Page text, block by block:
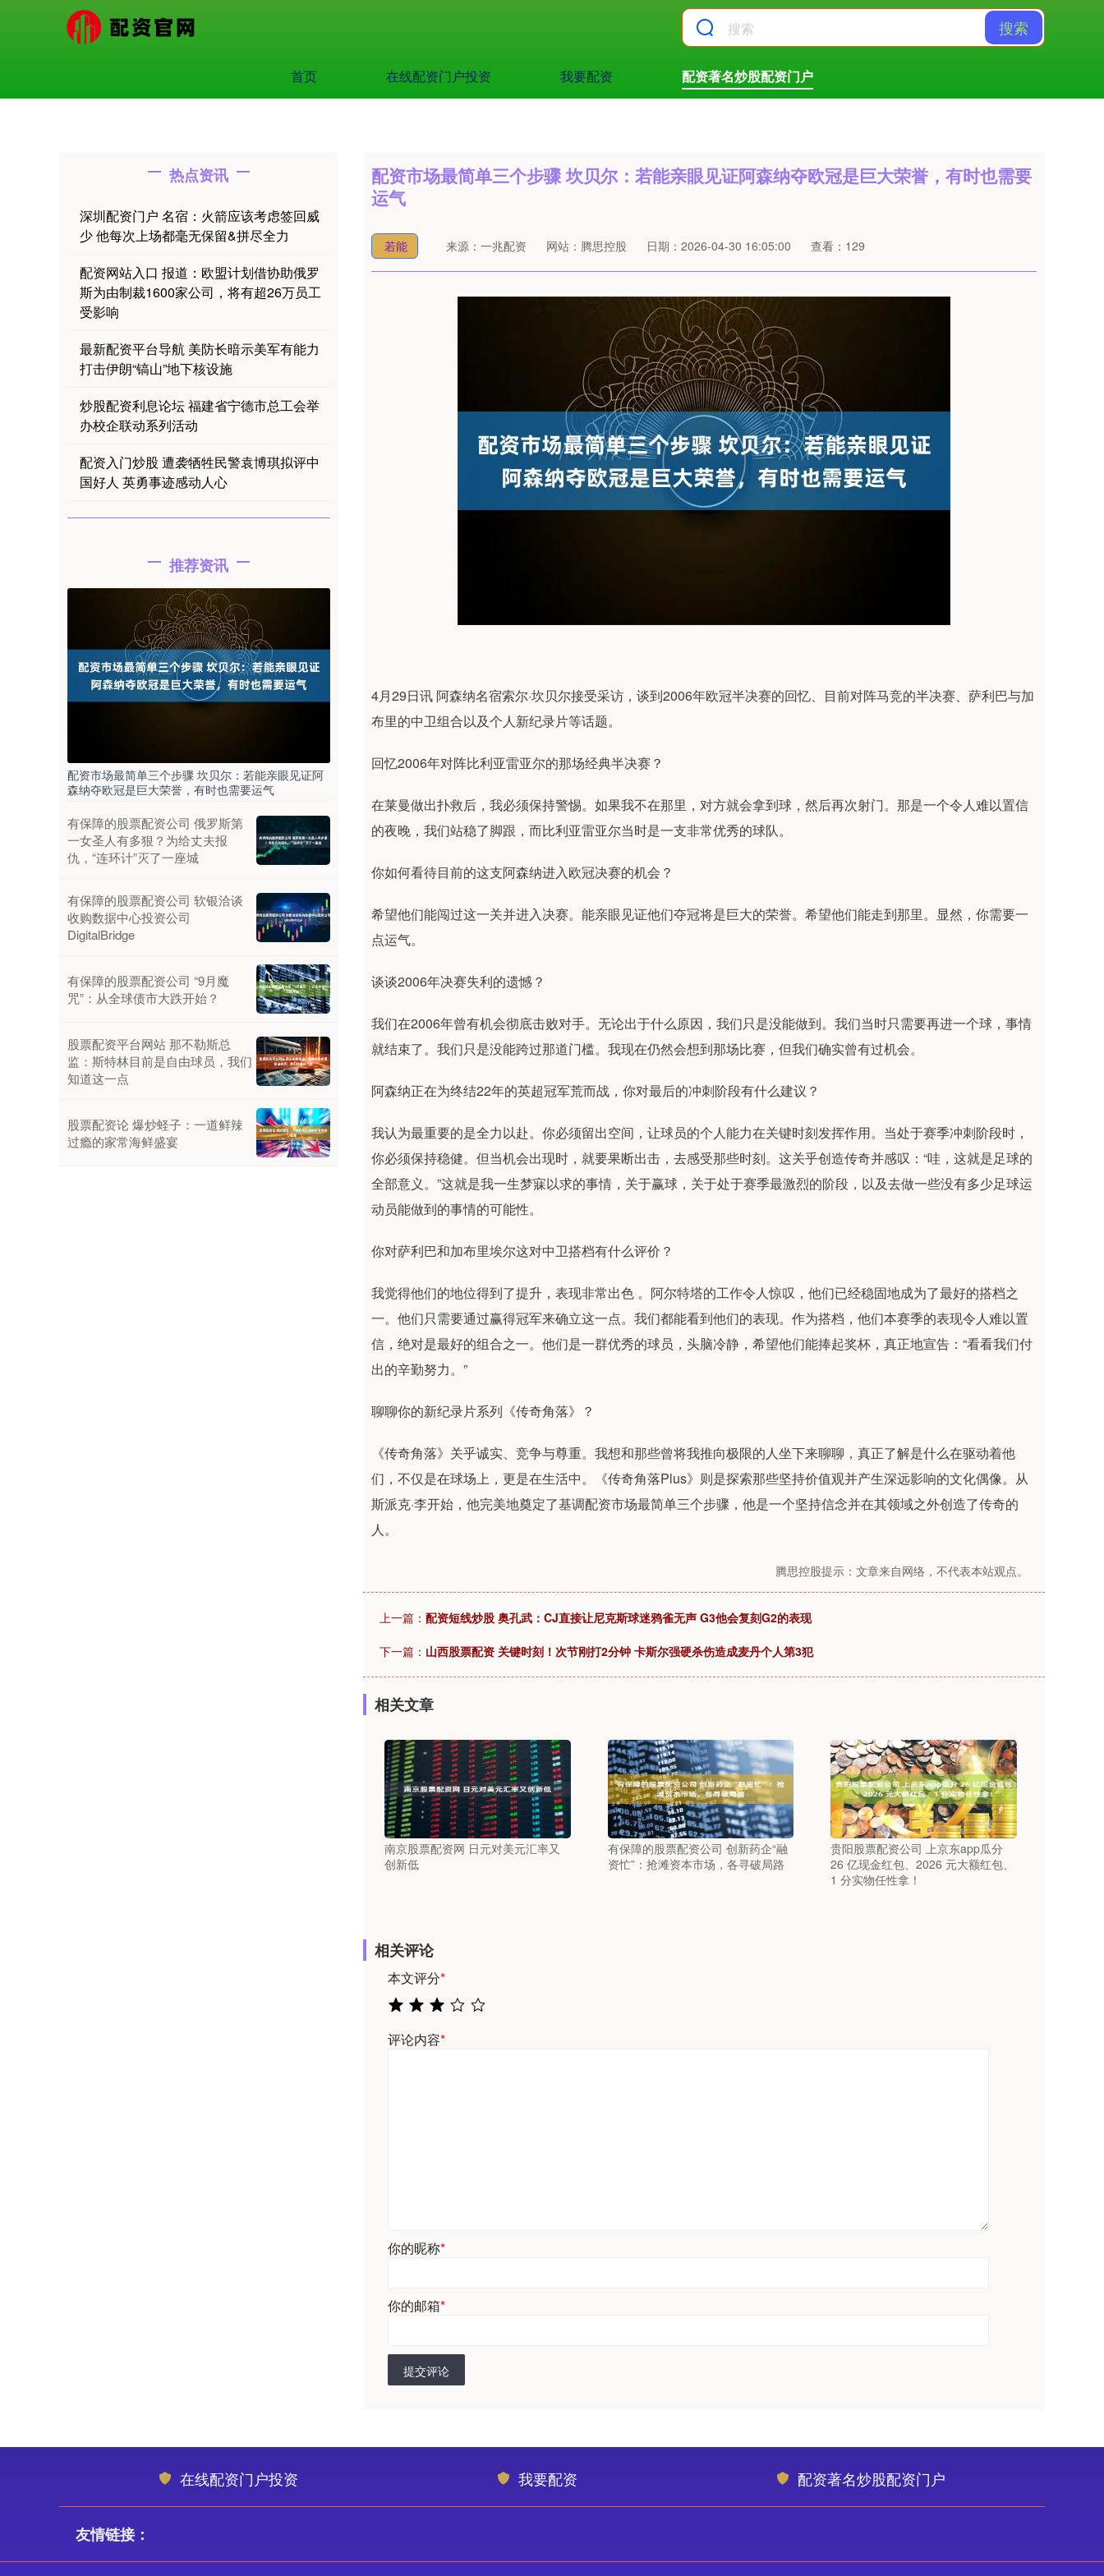
搜索
首页 在线配资门户投资 我要配资 配资著名炒股配资门户
配资市场最简单三个步骤 坎贝尔：若能亲眼见证阿森纳夺欧冠是巨大荣誉，有时也需要
运气
若能 来源：一兆配资 网站：腾思控股 日期：2026-04-30 16:05:00 查看：129
4月29日讯 阿森纳名宿索尔·坎贝尔接受采访，谈到2006年欧冠半决赛的回忆、目前对阵马竞的半决赛、萨利巴与加
布里的中卫组合以及个人新纪录片等话题。
回忆2006年对阵比利亚雷亚尔的那场经典半决赛？
在莱曼做出扑救后，我必须保持警惕。如果我不在那里，对方就会拿到球，然后再次射门。那是一个令人难以置信
的夜晚，我们站稳了脚跟，而比利亚雷亚尔当时是一支非常优秀的球队。
你如何看待目前的这支阿森纳进入欧冠决赛的机会？
希望他们能闯过这一关并进入决赛。能亲眼见证他们夺冠将是巨大的荣誉。希望他们能走到那里。显然，你需要一
点运气。
谈谈2006年决赛失利的遗憾？
我们在2006年曾有机会彻底击败对手。无论出于什么原因，我们只是没能做到。我们当时只需要再进一个球，事情
就结束了。我们只是没能跨过那道门槛。我现在仍然会想到那场比赛，但我们确实曾有过机会。
阿森纳正在为终结22年的英超冠军荒而战，你对最后的冲刺阶段有什么建议？
我认为最重要的是全力以赴。你必须留出空间，让球员的个人能力在关键时刻发挥作用。当处于赛季冲刺阶段时，
你必须保持稳健。但当机会出现时，就要果断出击，去感受那些时刻。这关乎创造传奇并感叹：“哇，这就是足球的
全部意义。”这就是我一生梦寐以求的事情，关于赢球，关于处于赛季最激烈的阶段，以及去做一些没有多少足球运
动员能做到的事情的可能性。
你对萨利巴和加布里埃尔这对中卫搭档有什么评价？
我觉得他们的地位得到了提升，表现非常出色 。阿尔特塔的工作令人惊叹，他们已经稳固地成为了最好的搭档之
一。他们只需要通过赢得冠军来确立这一点。我们都能看到他们的表现。作为搭档，他们本赛季的表现令人难以置
信，绝对是最好的组合之一。他们是一群优秀的球员，头脑冷静，希望他们能捧起奖杯，真正地宣告：“看看我们付
出的辛勤努力。”
聊聊你的新纪录片系列《传奇角落》？
《传奇角落》关乎诚实、竞争与尊重。我想和那些曾将我推向极限的人坐下来聊聊，真正了解是什么在驱动着他
们，不仅是在球场上，更是在生活中。《传奇角落Plus》则是探索那些坚持价值观并产生深远影响的文化偶像。从
斯派克·李开始，他完美地奠定了基调配资市场最简单三个步骤，他是一个坚持信念并在其领域之外创造了传奇的
人。
腾思控股提示：文章来自网络，不代表本站观点。
上一篇： 配资短线炒股 奥孔武：CJ直接让尼克斯球迷鸦雀无声 G3他会复刻G2的表现
下一篇： 山西股票配资 关键时刻！次节刚打2分钟 卡斯尔强硬杀伤造成麦丹个人第3犯
相关文章
南京股票配资网 日元对美元汇率又
创新低
有保障的股票配资公司 创新药企“融
资忙”：抢滩资本市场，各寻破局路
贵阳股票配资公司 上京东app瓜分
26 亿现金红包、2026 元大额红包、
1 分实物任性拿！
相关评论
本文评分*
评论内容*
你的昵称*
你的邮箱*
提交评论
热点资讯
深圳配资门户 名宿：火箭应该考虑签回威
少 他每次上场都毫无保留&拼尽全力
配资网站入口 报道：欧盟计划借协助俄罗
斯为由制裁1600家公司，将有超26万员工
受影响
最新配资平台导航 美防长暗示美军有能力
打击伊朗“镐山”地下核设施
炒股配资利息论坛 福建省宁德市总工会举
办校企联动系列活动
配资入门炒股 遭袭牺牲民警袁博琪拟评中
国好人 英勇事迹感动人心
推荐资讯
配资市场最简单三个步骤 坎贝尔：若能亲眼见证阿
森纳夺欧冠是巨大荣誉，有时也需要运气
有保障的股票配资公司 俄罗斯第
一女圣人有多狠？为给丈夫报
仇，“连环计”灭了一座城
有保障的股票配资公司 软银洽谈
收购数据中心投资公司
DigitalBridge
有保障的股票配资公司 “9月魔
咒”：从全球债市大跌开始？
股票配资平台网站 那不勒斯总
监：斯特林目前是自由球员，我们
知道这一点
股票配资论 爆炒蛏子：一道鲜辣
过瘾的家常海鲜盛宴
在线配资门户投资 我要配资 配资著名炒股配资门户
友情链接：